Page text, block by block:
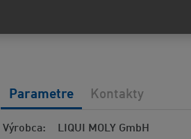
Výrobca LIQUI MOLY GmbH
Parametre Kontakty